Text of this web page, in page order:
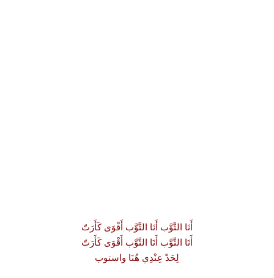
أَنَا التَّوَّب أَنَا التَّوَّب أَقْوَى كَأَرَتّ
أَنَا التَّوَّب أَنَا التَّوَّب أَقْوَى كَأَرَتّ
لِحَدّ عِنْدِي هُنَا واستوب